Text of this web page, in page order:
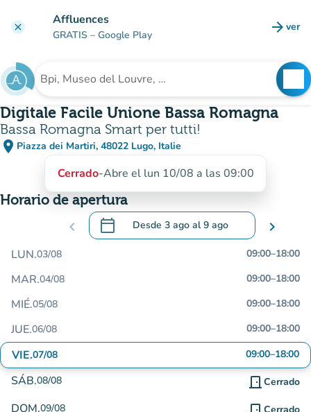
clear Affluences
GRATIS – Google Play arrow_forward ver
Buscar un establecimiento
Digitale Facile Unione Bassa Romagna
Bassa Romagna Smart per tutti!
place Piazza dei Martiri, 48022 Lugo, Italie
(abrir en Google Maps)
(nueva pestaña)
Cerrado-Abre el lun 10/08 a las 09:00
Horario de apertura
chevron_left calendar_today Desde 3 ago al9 ago
.Abra el calendario para cambiar las
chevron_right
LUN.03/08 09:00–18:00
MAR.04/08 09:00–18:00
MIÉ.05/08 09:00–18:00
JUE.06/08 09:00–18:00
VIE.07/08 09:00–18:00
SÁB.08/08 door_front Cerrado
DOM.09/08